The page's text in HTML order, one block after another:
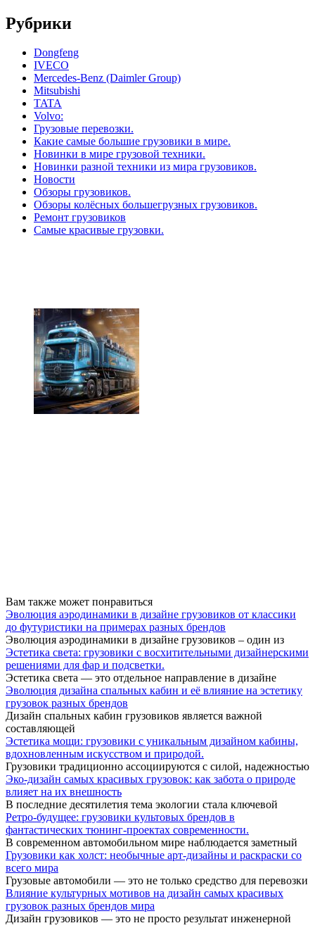
Рубрики
Dongfeng
IVECO
Mercedes-Benz (Daimler Group)
Mitsubishi
TATA
Volvo:
Грузовые перевозки.
Какие самые большие грузовики в мире.
Новинки в мире грузовой техники.
Новинки разной техники из мира грузовиков.
Новости
Обзоры грузовиков.
Обзоры колёсных большегрузных грузовиков.
Ремонт грузовиков
Самые красивые грузовки.
Вам также может понравиться
Эволюция аэродинамики в дизайне грузовиков от классики
до футуристики на примерах разных брендов
Эволюция аэродинамики в дизайне грузовиков – один из
Эстетика света: грузовики с восхитительными дизайнерскими
решениями для фар и подсветки.
Эстетика света — это отдельное направление в дизайне
Эволюция дизайна спальных кабин и её влияние на эстетику
грузовок разных брендов
Дизайн спальных кабин грузовиков является важной
составляющей
Эстетика мощи: грузовики с уникальным дизайном кабины,
вдохновленным искусством и природой.
Грузовики традиционно ассоциируются с силой, надежностью
Эко-дизайн самых красивых грузовок: как забота о природе
влияет на их внешность
В последние десятилетия тема экологии стала ключевой
Ретро-будущее: грузовики культовых брендов в
фантастических тюнинг-проектах современности.
В современном автомобильном мире наблюдается заметный
Грузовики как холст: необычные арт-дизайны и раскраски со
всего мира
Грузовые автомобили — это не только средство для перевозки
Влияние культурных мотивов на дизайн самых красивых
грузовок разных брендов мира
Дизайн грузовиков — это не просто результат инженерной